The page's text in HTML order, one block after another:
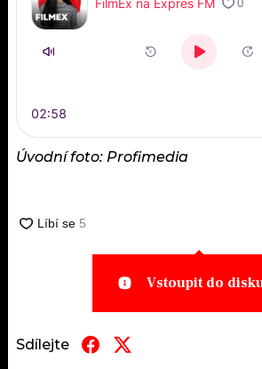
Úvodní foto: Profimedia
Vstoupit do
Sdílejte